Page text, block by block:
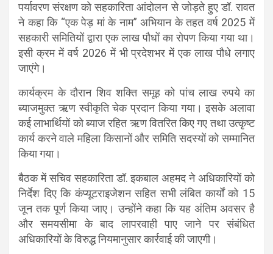
पर्यावरण संरक्षण को सहकारिता आंदोलन से जोड़ते हुए डॉ. रावत
ने कहा कि “एक पेड़ मां के नाम” अभियान के तहत वर्ष 2025 में
सहकारी समितियों द्वारा एक लाख पौधों का रोपण किया गया था।
इसी क्रम में वर्ष 2026 में भी प्रदेशभर में एक लाख पौधे लगाए
जाएंगे।
कार्यक्रम के दौरान शिव शक्ति समूह को पांच लाख रुपये का
ब्याजमुक्त ऋण स्वीकृति चेक प्रदान किया गया। इसके अलावा
कई लाभार्थियों को ब्याज रहित ऋण वितरित किए गए तथा उत्कृष्ट
कार्य करने वाले महिला किसानों और समिति सदस्यों को सम्मानित
किया गया।
बैठक में सचिव सहकारिता डॉ. इकबाल अहमद ने अधिकारियों को
निर्देश दिए कि कंप्यूटराइजेशन सहित सभी लंबित कार्यों को 15
जून तक पूर्ण किया जाए। उन्होंने कहा कि यह अंतिम अवसर है
और समयसीमा के बाद लापरवाही पाए जाने पर संबंधित
अधिकारियों के विरुद्ध नियमानुसार कार्रवाई की जाएगी।